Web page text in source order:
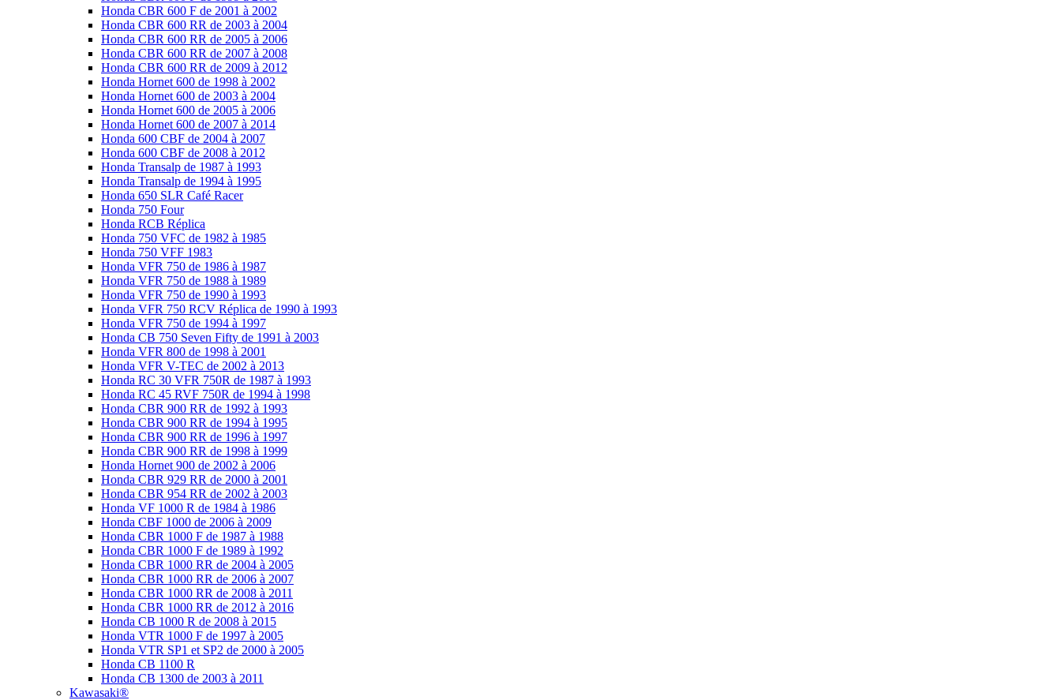
Honda CBR 600 F de 2001 à 2002
Honda CBR 600 RR de 2003 à 2004
Honda CBR 600 RR de 2005 à 2006
Honda CBR 600 RR de 2007 à 2008
Honda CBR 600 RR de 2009 à 2012
Honda Hornet 600 de 1998 à 2002
Honda Hornet 600 de 2003 à 2004
Honda Hornet 600 de 2005 à 2006
Honda Hornet 600 de 2007 à 2014
Honda 600 CBF de 2004 à 2007
Honda 600 CBF de 2008 à 2012
Honda Transalp de 1987 à 1993
Honda Transalp de 1994 à 1995
Honda 650 SLR Café Racer
Honda 750 Four
Honda RCB Réplica
Honda 750 VFC de 1982 à 1985
Honda 750 VFF 1983
Honda VFR 750 de 1986 à 1987
Honda VFR 750 de 1988 à 1989
Honda VFR 750 de 1990 à 1993
Honda VFR 750 RCV Réplica de 1990 à 1993
Honda VFR 750 de 1994 à 1997
Honda CB 750 Seven Fifty de 1991 à 2003
Honda VFR 800 de 1998 à 2001
Honda VFR V-TEC de 2002 à 2013
Honda RC 30 VFR 750R de 1987 à 1993
Honda RC 45 RVF 750R de 1994 à 1998
Honda CBR 900 RR de 1992 à 1993
Honda CBR 900 RR de 1994 à 1995
Honda CBR 900 RR de 1996 à 1997
Honda CBR 900 RR de 1998 à 1999
Honda Hornet 900 de 2002 à 2006
Honda CBR 929 RR de 2000 à 2001
Honda CBR 954 RR de 2002 à 2003
Honda VF 1000 R de 1984 à 1986
Honda CBF 1000 de 2006 à 2009
Honda CBR 1000 F de 1987 à 1988
Honda CBR 1000 F de 1989 à 1992
Honda CBR 1000 RR de 2004 à 2005
Honda CBR 1000 RR de 2006 à 2007
Honda CBR 1000 RR de 2008 à 2011
Honda CBR 1000 RR de 2012 à 2016
Honda CB 1000 R de 2008 à 2015
Honda VTR 1000 F de 1997 à 2005
Honda VTR SP1 et SP2 de 2000 à 2005
Honda CB 1100 R
Honda CB 1300 de 2003 à 2011
Kawasaki®